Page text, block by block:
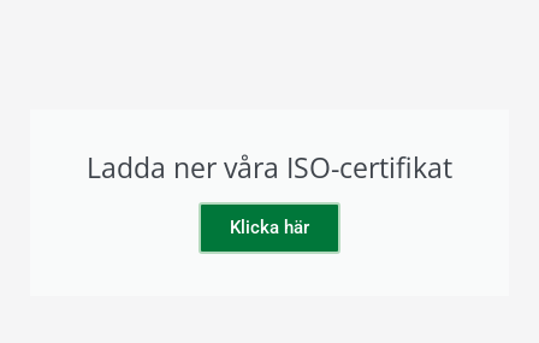
Ladda ner våra ISO-certifikat
Klicka här